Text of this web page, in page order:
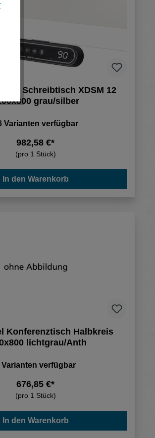
Schreibtisch XDSM 12
grau/silber
Varianten verfügbar
982,58 €*
(pro 1 Stück)
In den Warenkorb
Konferenztisch Halbkreis
lichtgrau/Anth
Varianten verfügbar
676,85 €*
(pro 1 Stück)
In den Warenkorb